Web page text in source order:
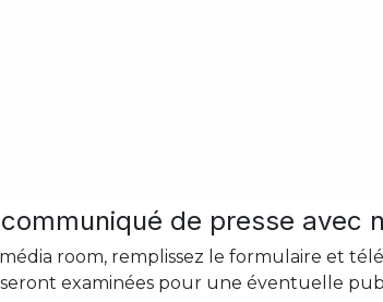
de presse avec
room, remplissez le formulaire et
examinées pour une éventuelle